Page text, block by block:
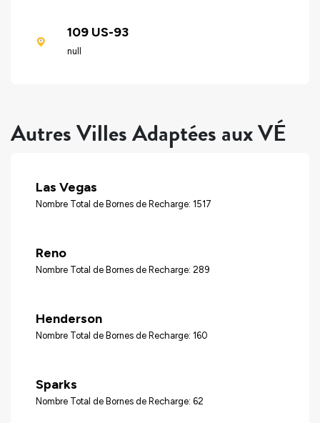
109 US-93
null
Autres Villes Adaptées aux VÉ
Las Vegas
Nombre Total de Bornes de Recharge: 1517
Reno
Nombre Total de Bornes de Recharge: 289
Henderson
Nombre Total de Bornes de Recharge: 160
Sparks
Nombre Total de Bornes de Recharge: 62